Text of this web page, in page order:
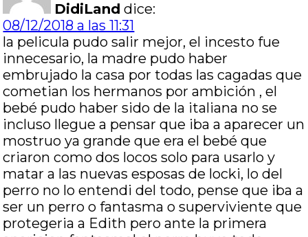
DidiLand dice:
08/12/2018 a las 11:31
la pelicula pudo salir mejor, el incesto fue
innecesario, la madre pudo haber
embrujado la casa por todas las cagadas que
cometian los hermanos por ambición , el
bebé pudo haber sido de la italiana no se
incluso llegue a pensar que iba a aparecer un
mostruo ya grande que era el bebé que
criaron como dos locos solo para usarlo y
matar a las nuevas esposas de locki, lo del
perro no lo entendi del todo, pense que iba a
ser un perro o fantasma o superviviente que
protegeria a Edith pero ante la primera